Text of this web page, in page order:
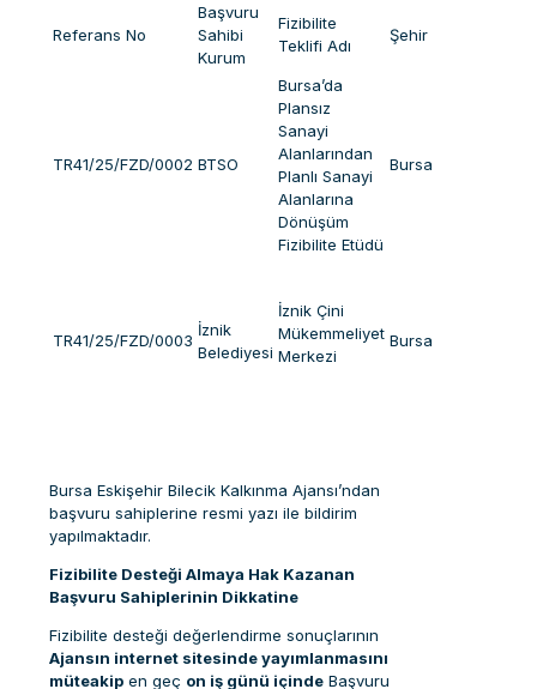
Referans No
Başvuru
Sahibi
Kurum
Fizibilite
Teklifi Adı
Şehir
TR41/25/FZD/0002 BTSO
Bursa’da
Plansız
Sanayi
Alanlarından
Planlı Sanayi
Alanlarına
Dönüşüm
Fizibilite Etüdü
Bursa
TR41/25/FZD/0003
İznik
Belediyesi
İznik Çini
Mükemmeliyet
Merkezi
Bursa
Bursa Eskişehir Bilecik Kalkınma Ajansı’ndan
başvuru sahiplerine resmi yazı ile bildirim
yapılmaktadır.
Fizibilite Desteği Almaya Hak Kazanan
Başvuru Sahiplerinin Dikkatine
Fizibilite desteği değerlendirme sonuçlarının
Ajansın internet sitesinde yayımlanmasını
müteakip en geç on iş günü içinde Başvuru